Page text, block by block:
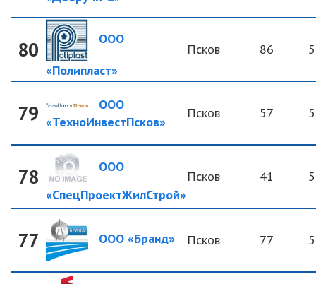
80
ООО
«Полипласт»
Псков 86
79
ООО
«ТехноИнвестПсков»
Псков 57
78
ООО
«СпецПроектЖилСтрой»
Псков 41
77 ООО «Бранд» Псков 77